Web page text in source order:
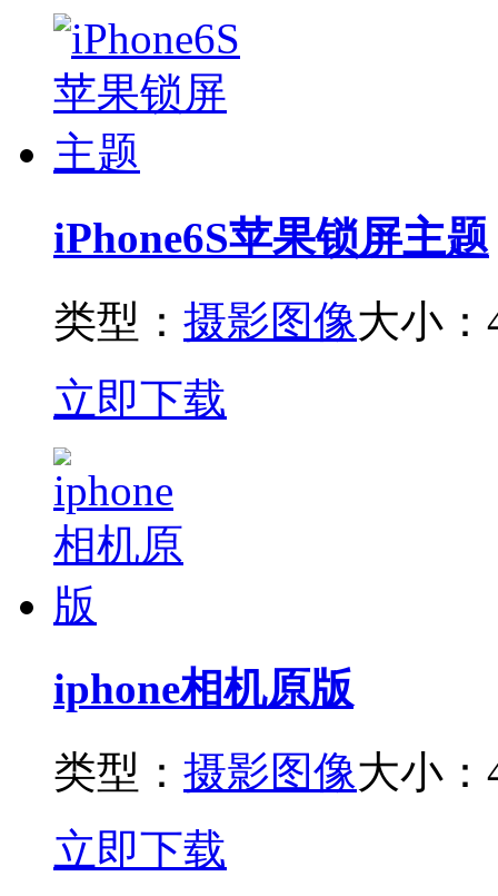
iPhone6S苹果锁屏主题
类型： 摄影图像大小：
立即下载
iphone相机原版
类型： 摄影图像大小：
立即下载